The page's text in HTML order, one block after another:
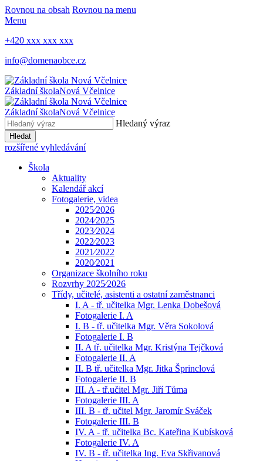
Rovnou na obsah Rovnou na menu
Menu
+420 xxx xxx xxx
info@domenaobce.cz
Základní školaNová Včelnice
Základní školaNová Včelnice
Hledaný výraz
Hledat
rozšířené vyhledávání
Škola
Aktuality
Kalendář akcí
Fotogalerie, videa
2025⁄2026
2024⁄2025
2023⁄2024
2022⁄2023
2021⁄2022
2020⁄2021
Organizace školního roku
Rozvrhy 2025⁄2026
Třídy, učitelé, asistenti a ostatní zaměstnanci
I. A - tř. učitelka Mgr. Lenka Dobešová
Fotogalerie I. A
I. B - tř. učitelka Mgr. Věra Sokolová
Fotogalerie I. B
II. A tř. učitelka Mgr. Kristýna Tejčková
Fotogalerie II. A
II. B tř. učitelka Mgr. Jitka Šprinclová
Fotogalerie II. B
III. A - tř.učitel Mgr. Jiří Tůma
Fotogalerie III. A
III. B - tř. učitel Mgr. Jaromír Sváček
Fotogalerie III. B
IV. A - tř. učitelka Bc. Kateřina Kubísková
Fotogalerie IV. A
IV. B - tř. učitelka Ing. Eva Skřivanová